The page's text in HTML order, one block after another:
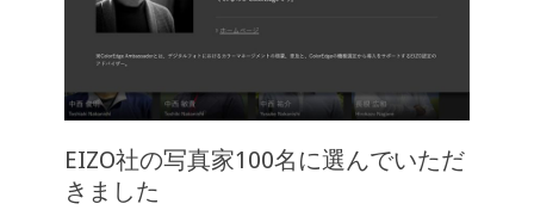
EIZO社の写真家100名に選んでいただ
きました